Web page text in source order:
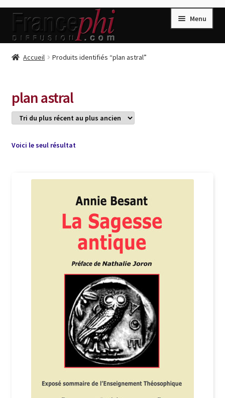
Aller
la
Aller
contenu
Menu
Accueil
Conditions de Vente
Connection
Listes d’Envies
Livres de Peter Randa
Livres de Philippe Randa
Login Customizer
Nous Contacter
Politique de confidentialité et cookies
Qui sommes-nous ?
Soutien à Philippe Randa
Suivi de la Commande
Accueil Produits identifiés “plan astral”
plan astral
Voici le seul résultat